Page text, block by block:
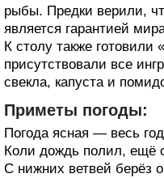
рыбы. Предки верили,
является гарантией
К столу также
присутствовали все
свекла, капуста и
Приметы погоды:
Погода ясная — весь
Коли дождь полил, ещё
С нижних ветвей берёз